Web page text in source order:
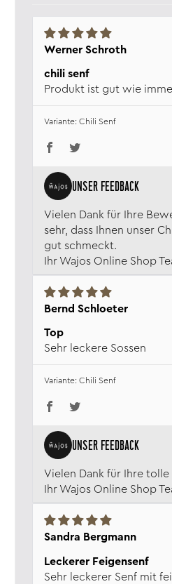
Verkehrs­bezeichnung:
Öffnen
Nährwerte:
Fettsäuren:
<0,10 g
Kohlenhydrate:
davon Zucker:
23 g
Eiweiß:
3,7 g
Verantw. Lebensmittel­
unternehmen:
Wajos
Dohr,
Werner Schroth
chili senf
Produkt ist gut wie
Vielen Dank für Ihre
sehr, dass Ihnen unser
gut schmeckt.
Ihr Wajos Online Shop
Chili Senf
Bernd Schloeter
Top
Sehr leckere Sossen
Vielen Dank für Ihre
Ihr Wajos Online Shop
Chili Senf
Sandra Bergmann
Leckerer Feigensenf
Sehr leckerer Senf mit